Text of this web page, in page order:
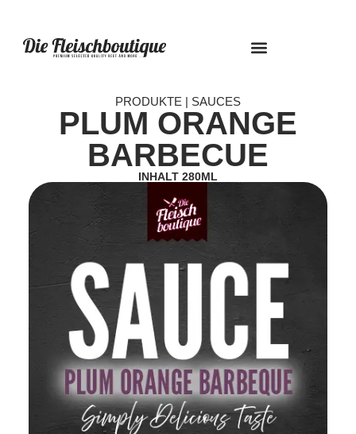
PRODUKTE | SAUCES
PLUM ORANGE
BARBECUE
INHALT 280ML